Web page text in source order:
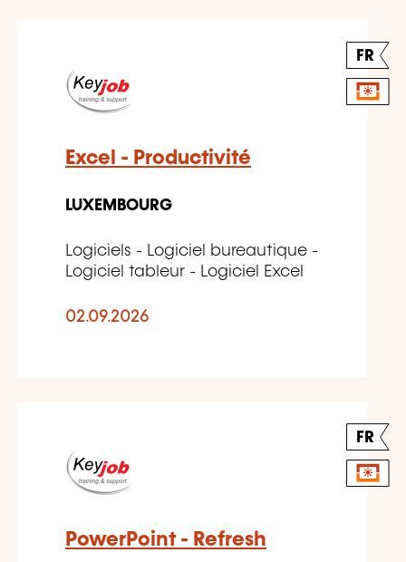
FR
Excel - Productivité
LUXEMBOURG
Logiciels - Logiciel bureautique -
Logiciel tableur - Logiciel Excel
02.09.2026
FR
PowerPoint - Refresh